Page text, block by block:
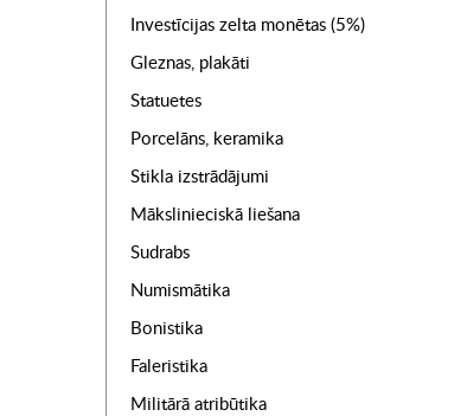
Investīcijas zelta monētas (5%)
Gleznas, plakāti
Statuetes
Porcelāns, keramika
Stikla izstrādājumi
Mākslinieciskā liešana
Sudrabs
Numismātika
Bonistika
Faleristika
Militārā atribūtika